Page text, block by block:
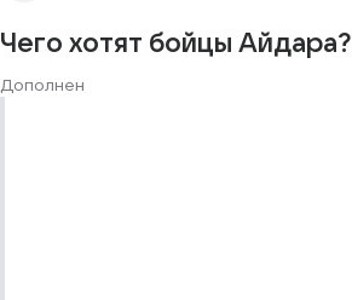
Чего хотят бойцы Айдара?
Дополнен